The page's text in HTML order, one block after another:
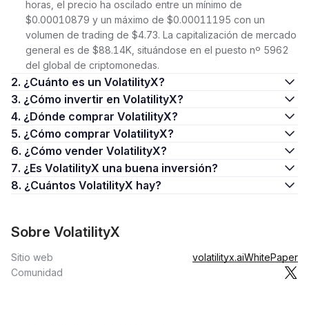
horas, el precio ha oscilado entre un mínimo de
$0.00010879 y un máximo de $0.00011195 con un
volumen de trading de $4.73. La capitalización de mercado
general es de $88.14K, situándose en el puesto nº 5962
del global de criptomonedas.
2. ¿Cuánto es un VolatilityX?
3. ¿Cómo invertir en VolatilityX?
4. ¿Dónde comprar VolatilityX?
5. ¿Cómo comprar VolatilityX?
6. ¿Cómo vender VolatilityX?
7. ¿Es VolatilityX una buena inversión?
8. ¿Cuántos VolatilityX hay?
Sobre VolatilityX
Sitio web volatilityx.aiWhitePaper
Comunidad